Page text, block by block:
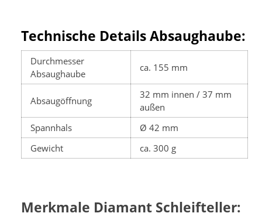
Technische Details Absaughaube:
Durchmesser
Absaughaube
ca. 155 mm
Absaugöffnung
32 mm innen / 37 mm
außen
Spannhals
Ø 42 mm
Gewicht
ca. 300 g
Merkmale Diamant Schleifteller: